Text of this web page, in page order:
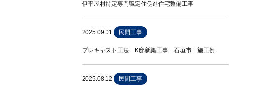
伊平屋村特定専門職定住促進住宅整備工事
2025.09.01 民間工事
プレキャスト工法 K邸新築工事 石垣市 施工例
2025.08.12 民間工事